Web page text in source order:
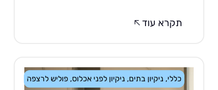
תקרא עוד
ניקיון בתים,ניקיון לפני אכלוס,פוליש לרצפה